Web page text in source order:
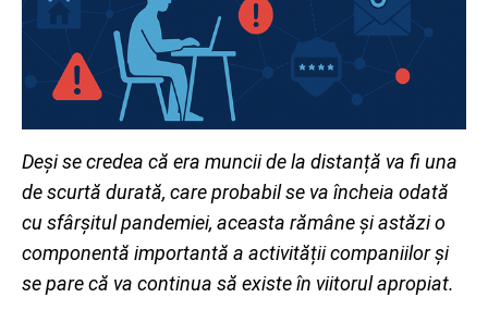
Deși se credea că era muncii de la distanță va fi una
de scurtă durată, care probabil se va încheia odată
cu sfârșitul pandemiei, aceasta rămâne și astăzi o
componentă importantă a activității companiilor și
se pare că va continua să existe în viitorul apropiat.